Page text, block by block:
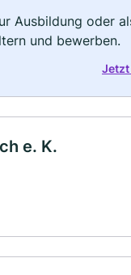
Ausbildung oder
und bewerben.
Jetzt
e. K.